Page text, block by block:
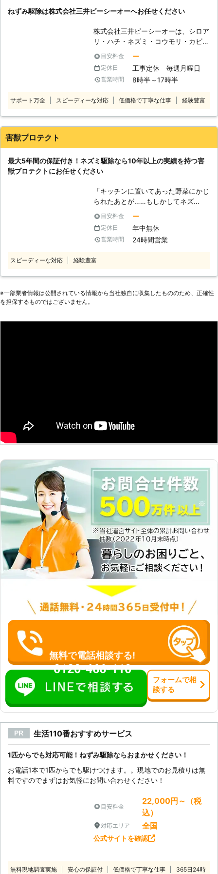
来るだけ早く駆除する事をオススメ致
します。ねずみ駆除なら株式会社防除
研究所にお任せください。 【ねずみ
の被害】 ねずみは繁殖や寒さを凌ぐ
ために建物に侵入してきているだけな
ので、実際に見ることはあまりありま
せん。そのため、ねずみに侵入されて
も被害に気づきにくく、夜に足音が聞
のまま放っておくと、天井裏に住んで
するので、それらがどんどん溜まって
しまい、そのうち天井のシミとなって
と臭いも酷く、ねずみの数も増えてい
ると思われるので、ねずみ駆除をした
後が大変です。
岐阜県 大垣市 2016年12月20日
ねずみ駆除は株式会社三井ピーシーオーへお任せください
株式会社三井ピーシーオーは、シロア
リ・ハチ・ネズミ・コウモリ・カビ等
の駆除をおこなっている会社です。
さらに住まいの修理（水道・大工・屋
根・外壁・塗装）なども承っていま
す。 【ねずみ駆除】 こんなときは、
ださい。 ・天井裏や壁の中で何かの
小さなお困りごとも、株式会社三井ピ
ーシーオーへまずはご相談ください。
目安料金 ー
定休日 工事定休 毎週月曜日
営業時間 8時半～17時半
サポート万全 スピーディーな対応 低価格で丁寧な仕事 経験豊富
害獣プロテクト
最大5年間の保証付き！ネズミ駆除なら10年以上の実績を持つ害
獣プロテクトにお任せください
「キッチンに置いてあった野菜にかじ
られたあとが……もしかしてネズ
ミ？」 「天井裏から物音がしたので
確認したらネズミを発見した」 ネズ
ミはその小さな体格で、窓の隙間や床
下の通風口など、約2㎝くらいの隙間
一度ネズミを駆除してもその侵入経路
ご自身で対処するには限界があります
せください。 弊社はネズミの侵入経
の自信があります。 その理由として
社をご利用するメリットは以下の通り
現場実績を積んだベテランが対応。
・最長5年保証！保証期間内に再発し
た場合は無料で駆除いたします。 ・
平日休日問わず、困った際はいつでも
ご利用いただける利便性。 ・最短1日
での駆除が可能な解決スピード。 ・
全国に営業所を多数設けているため、
全国どこでも対応可能。 ・調査のみ
の相談もOK！もちろん調査費はな
し。 お客様が安心してご依頼いただ
けるよう打ち合わせでは、現地調査で
確認したネズミがどこから侵入してき
たのか、その原因や再発防止のお話を
させていただきます。 その全てのお
話をさせていただき、お見積もりを提
示させていただきます。 お見積もり
後は、追加費用が発生することはあり
ません。 お客様の納得いただけるお
見積もりをお約束しますので、ご安心
ください。 【無料現地調査を実施
中！ご相談だけしたいという方も大歓
迎です】 弊社では無料現地調査のご
相談も承っております。 「ネズミが
いるかもしれないので、一度見てもら
いたい」 「ネズミが棲みついていな
いか、調査をお願いしたい」 このよ
うなネズミがいる確信はないが、不安
なので現地調査だけをお願いしたい、
といった方もお任せください。 天井
い場所を、重点的に調査させていただ
きます。 双方納得のいく作業で、気
持ちの良いサービスを心掛けておりま
す。 ネズミ被害で困っていて、ネズ
ミ駆除業者をお探しの方がいました
ら、弊社「害獣プロテクト」にお任せ
ください。 お客様のそのネズミ被
目安料金 ー
定休日 年中無休
営業時間 24時間営業
スピーディーな対応 経験豊富
※⼀部業者情報は公開されている情報から当社独⾃に収集したもののため、正確性
を担保するものではございません。
無料で電話相談する!
0120-466-110
フォームで相
談する
PR 生活110番おすすめサービス
1匹からでも対応可能！ねずみ駆除ならおまかせください！
お電話1本で1匹からでも駆けつけます。。現地でのお見積りは無
料ですのでまずはお気軽にお問い合わせください！
目安料金
22,000円～（税
込）
対応エリア 全国
公式サイトを確認
無料現地調査実施 安心の保証付 低価格で丁寧な仕事 365日24時